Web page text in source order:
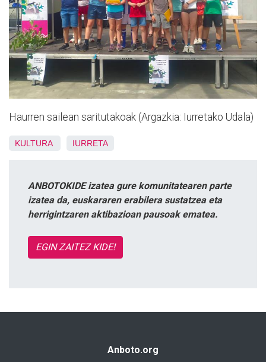
Haurren sailean saritutakoak (Argazkia: Iurretako Udala)
KULTURA IURRETA
ANBOTOKIDE izatea gure komunitatearen parte
izatea da, euskararen erabilera sustatzea eta
herrigintzaren aktibazioan pausoak ematea.
EGIN ZAITEZ KIDE!
Anboto.org